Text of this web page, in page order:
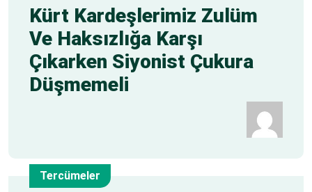
28
May
Kürt Kardeşlerimiz Zulüm
Ve Haksızlığa Karşı
Çıkarken Siyonist Çukura
Düşmemeli
Tercümeler